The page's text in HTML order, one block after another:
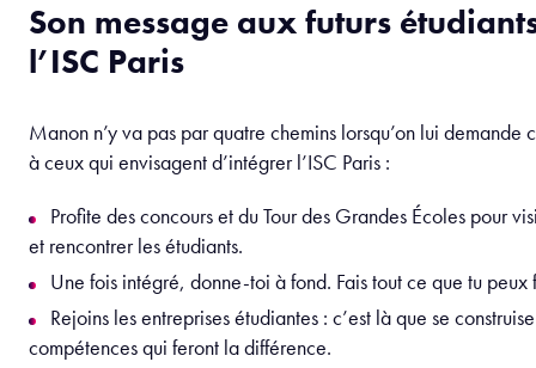
Son message aux futurs
l’ISC Paris
Manon n’y va pas par quatre chemins lorsqu’on lui demande
à ceux qui envisagent d’intégrer l’ISC Paris :
Profite des concours et du Tour des Grandes Écoles pour
et rencontrer les étudiants.
Une fois intégré, donne-toi à fond. Fais tout ce que tu peux
Rejoins les entreprises étudiantes : c’est là que se
compétences qui feront la différence.